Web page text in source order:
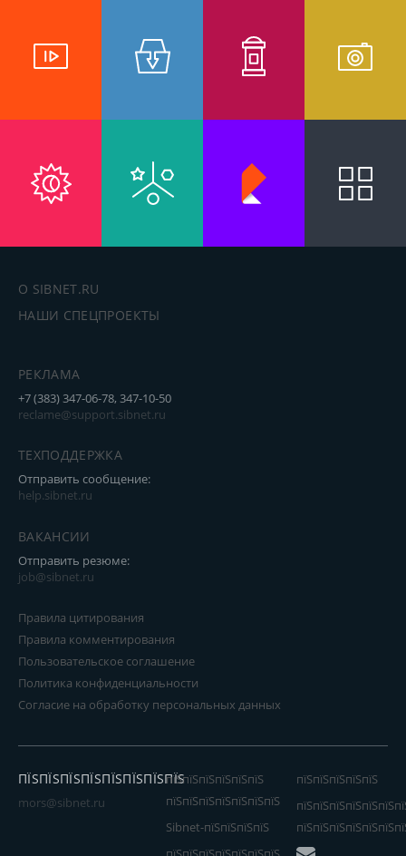
О SIBNET.RU
НАШИ СПЕЦПРОЕКТЫ
РЕКЛАМА
+7 (383) 347-06-78, 347-10-50
reclame@support.sibnet.ru
ТЕХПОДДЕРЖКА
Отправить сообщение:
help.sibnet.ru
ВАКАНСИИ
Отправить резюме:
job@sibnet.ru
Правила цитирования
Правила комментирования
Пользовательское соглашение
Политика конфиденциальности
Согласие на обработку персональных данных
ПЇЅПЇЅПЇЅПЇЅПЇЅПЇЅПЇЅПЇЅ
mors@sibnet.ru
пїЅпїЅпїЅпїЅпїЅпїЅ
пїЅпїЅпїЅпїЅпїЅпїЅпїЅ
Sibnet-пїЅпїЅпїЅпїЅ
пїЅпїЅпїЅпїЅпїЅ